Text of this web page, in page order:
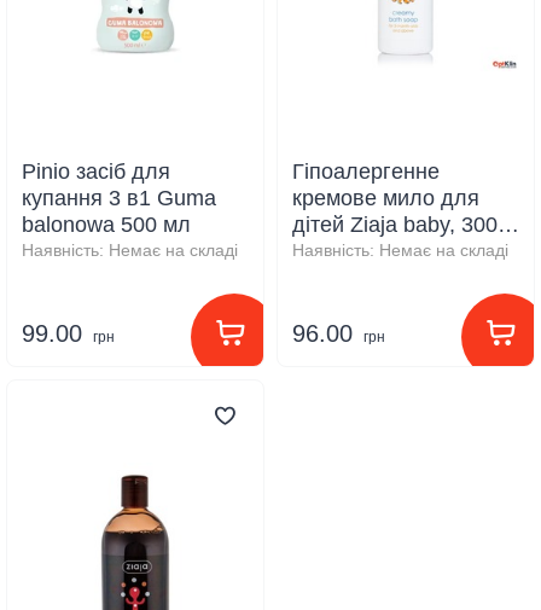
Pinio засіб для
купання 3 в1 Guma
balonowa 500 мл
Наявність: Немає на складі
99.00 грн
Гіпоалергенне
кремове мило для
дітей Ziaja baby, 300
мл
Наявність: Немає на складі
96.00 грн